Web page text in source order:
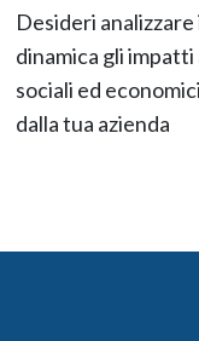
Desideri analizzare
dinamica gli
sociali ed
dalla tua azienda